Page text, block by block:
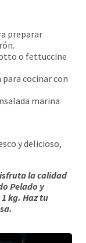
preparar
o fettuccine
cocinar con
marina
y delicioso,
la calidad
Pelado y
kg. Haz tu